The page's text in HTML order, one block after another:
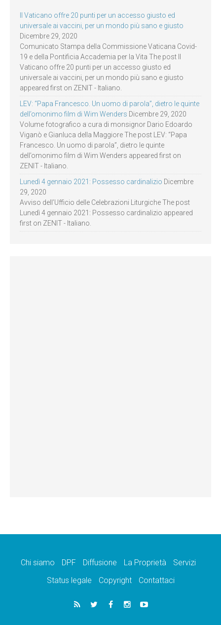
Il Vaticano offre 20 punti per un accesso giusto ed
universale ai vaccini, per un mondo più sano e giusto
Dicembre 29, 2020
Comunicato Stampa della Commissione Vaticana Covid-
19 e della Pontificia Accademia per la Vita The post Il
Vaticano offre 20 punti per un accesso giusto ed
universale ai vaccini, per un mondo più sano e giusto
appeared first on ZENIT - Italiano.
LEV: “Papa Francesco. Un uomo di parola”, dietro le quinte
dell’omonimo film di Wim Wenders Dicembre 29, 2020
Volume fotografico a cura di monsignor Dario Edoardo
Viganò e Gianluca della Maggiore The post LEV: “Papa
Francesco. Un uomo di parola”, dietro le quinte
dell’omonimo film di Wim Wenders appeared first on
ZENIT - Italiano.
Lunedì 4 gennaio 2021: Possesso cardinalizio Dicembre
29, 2020
Avviso dell’Ufficio delle Celebrazioni Liturgiche The post
Lunedì 4 gennaio 2021: Possesso cardinalizio appeared
first on ZENIT - Italiano.
Chi siamo DPF Diffusione La Proprietà
Servizi
Status legale
Copyright Contattaci